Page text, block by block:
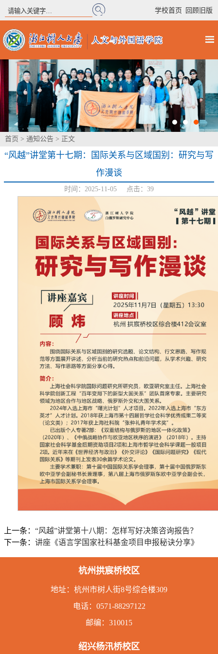
学校首页 回顾旧版
首页 > 通知公告 > 正文
“风越”讲堂第十七期：国际关系与区域国别：研究与写
作漫谈
时间：2025-11-05 点击： 39
上一条： “风越”讲堂第十八期：怎样写好决策咨询报告？
下一条： 讲座《语言学国家社科基金项目申报秘诀分享》
杭州拱宸桥校区
地址： 杭州市树人街8号综合楼309
电话： 0571-88297122
邮编：310015
绍兴杨汛桥校区